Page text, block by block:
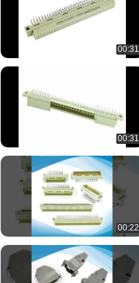
00:31
00:31
00:22